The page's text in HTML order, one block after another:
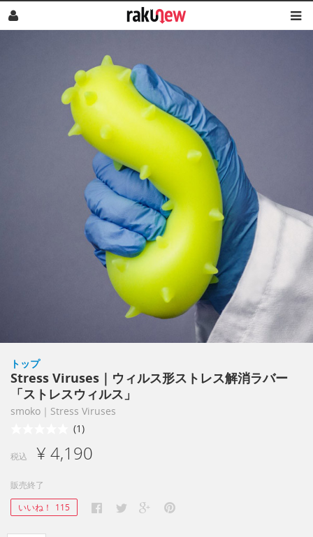
トップ
Stress Viruses｜ウィルス形ストレス解消ラバー
「ストレスウィルス」
smoko｜Stress Viruses
(1)
税込 ¥ 4,190
販売終了
いいね！
115